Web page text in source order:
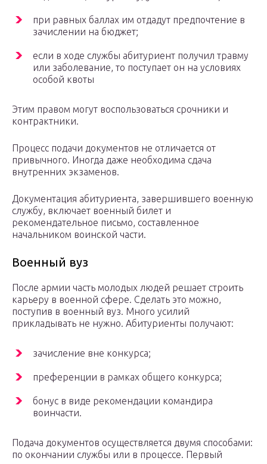
при равных баллах им отдадут предпочтение в
зачислении на бюджет;
если в ходе службы абитуриент получил травму
или заболевание, то поступает он на условиях
особой квоты
Этим правом могут воспользоваться срочники и
контрактники.
Процесс подачи документов не отличается от
привычного. Иногда даже необходима сдача
внутренних экзаменов.
Документация абитуриента, завершившего военную
службу, включает военный билет и
рекомендательное письмо, составленное
начальником воинской части.
Военный вуз
После армии часть молодых людей решает строить
карьеру в военной сфере. Сделать это можно,
поступив в военный вуз. Много усилий
прикладывать не нужно. Абитуриенты получают:
зачисление вне конкурса;
преференции в рамках общего конкурса;
бонус в виде рекомендации командира
воинчасти.
Подача документов осуществляется двумя способами:
по окончании службы или в процессе. Первый